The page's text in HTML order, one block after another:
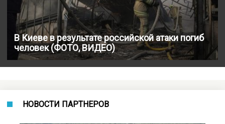
В Киеве в результате российской атаки погиб
человек (ФОТО, ВИДЕО)
НОВОСТИ ПАРТНЕРОВ